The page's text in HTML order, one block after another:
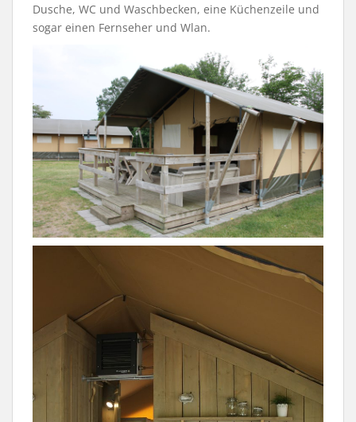
Dusche, WC und Waschbecken, eine Küchenzeile und
sogar einen Fernseher und Wlan.